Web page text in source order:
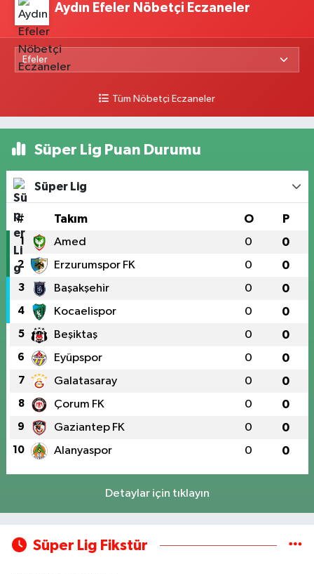
Aydın Efeler Nöbetçi Eczaneler
Tüm Nöbetçi Eczaneler
Süper Lig Puan Durumu
Süper Lig
# Takım O P
1 Amed 0 0
2 Erzurumspor FK 0 0
3 Başakşehir 0 0
4 Kocaelispor 0 0
5 Beşiktaş 0 0
6 Eyüpspor 0 0
7 Galatasaray 0 0
8 Çorum FK 0 0
9 Gaziantep FK 0 0
10 Alanyaspor 0 0
Detaylar için tıklayın
Süper Lig Fikstür